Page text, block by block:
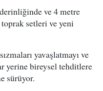
ve 4 metre
setleri ve yeni
yavaşlatmayı ve
yerine bireysel tehditlere
sürüyor.